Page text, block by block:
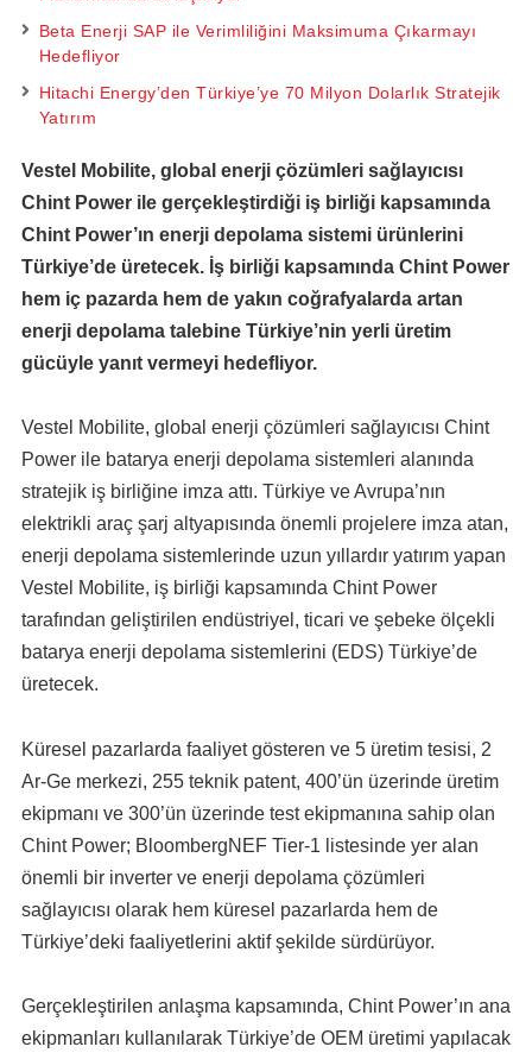
Beta Enerji SAP ile Verimliliğini Maksimuma Çıkarmayı
Hedefliyor
Hitachi Energy’den Türkiye’ye 70 Milyon Dolarlık Stratejik
Yatırım
Vestel Mobilite, global enerji çözümleri sağlayıcısı
Chint Power ile gerçekleştirdiği iş birliği kapsamında
Chint Power’ın enerji depolama sistemi ürünlerini
Türkiye’de üretecek. İş birliği kapsamında Chint Power
hem iç pazarda hem de yakın coğrafyalarda artan
enerji depolama talebine Türkiye’nin yerli üretim
gücüyle yanıt vermeyi hedefliyor.
Vestel Mobilite, global enerji çözümleri sağlayıcısı Chint
Power ile batarya enerji depolama sistemleri alanında
stratejik iş birliğine imza attı. Türkiye ve Avrupa’nın
elektrikli araç şarj altyapısında önemli projelere imza atan,
enerji depolama sistemlerinde uzun yıllardır yatırım yapan
Vestel Mobilite, iş birliği kapsamında Chint Power
tarafından geliştirilen endüstriyel, ticari ve şebeke ölçekli
batarya enerji depolama sistemlerini (EDS) Türkiye’de
üretecek.
Küresel pazarlarda faaliyet gösteren ve 5 üretim tesisi, 2
Ar-Ge merkezi, 255 teknik patent, 400’ün üzerinde üretim
ekipmanı ve 300’ün üzerinde test ekipmanına sahip olan
Chint Power; BloombergNEF Tier-1 listesinde yer alan
önemli bir inverter ve enerji depolama çözümleri
sağlayıcısı olarak hem küresel pazarlarda hem de
Türkiye’deki faaliyetlerini aktif şekilde sürdürüyor.
Gerçekleştirilen anlaşma kapsamında, Chint Power’ın ana
ekipmanları kullanılarak Türkiye’de OEM üretimi yapılacak